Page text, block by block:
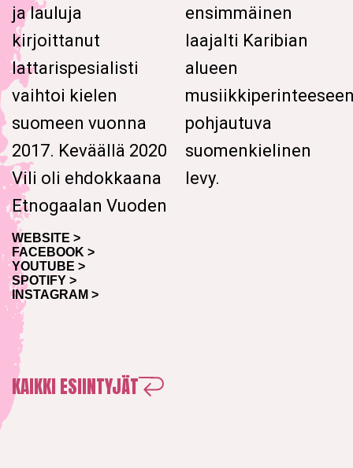
ja lauluja
kirjoittanut
lattarispesialisti
vaihtoi kielen
suomeen vuonna
2017. Keväällä 2020
Vili oli ehdokkaana
Etnogaalan Vuoden
ensimmäinen
laajalti Karibian
alueen
pohjautuva
suomenkielinen
levy.
WEBSITE >
FACEBOOK >
YOUTUBE >
SPOTIFY >
INSTAGRAM >
KAIKKI ESIINTYJÄT